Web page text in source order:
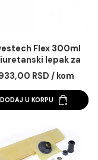
Revestech Flex
poliuretanski lepak
spojeve
DODAJ U KORPU